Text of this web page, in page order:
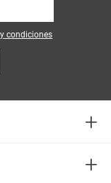
condiciones
+
+